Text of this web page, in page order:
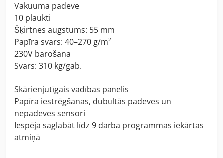
Vakuuma padeve
10 plaukti
Šķirtnes augstums: 55 mm
Papīra svars: 40–270 g/m²
230V barošana
Svars: 310 kg/gab.
Skārienjutīgais vadības panelis
Papīra iestrēgšanas, dubultās padeves un
nepadeves sensori
Iespēja saglabāt līdz 9 darba programmas iekārtas
atmiņā